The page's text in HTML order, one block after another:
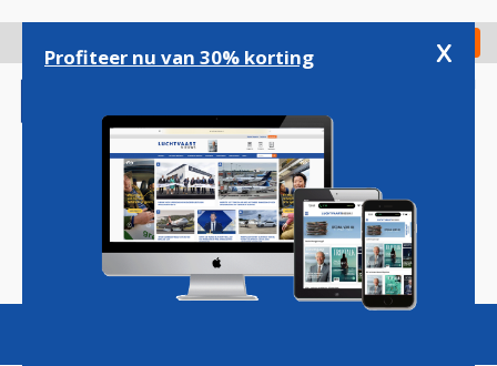
gaan
Check in
Magazine Podcasts Vacatures
Profiteer nu van 30% korting x